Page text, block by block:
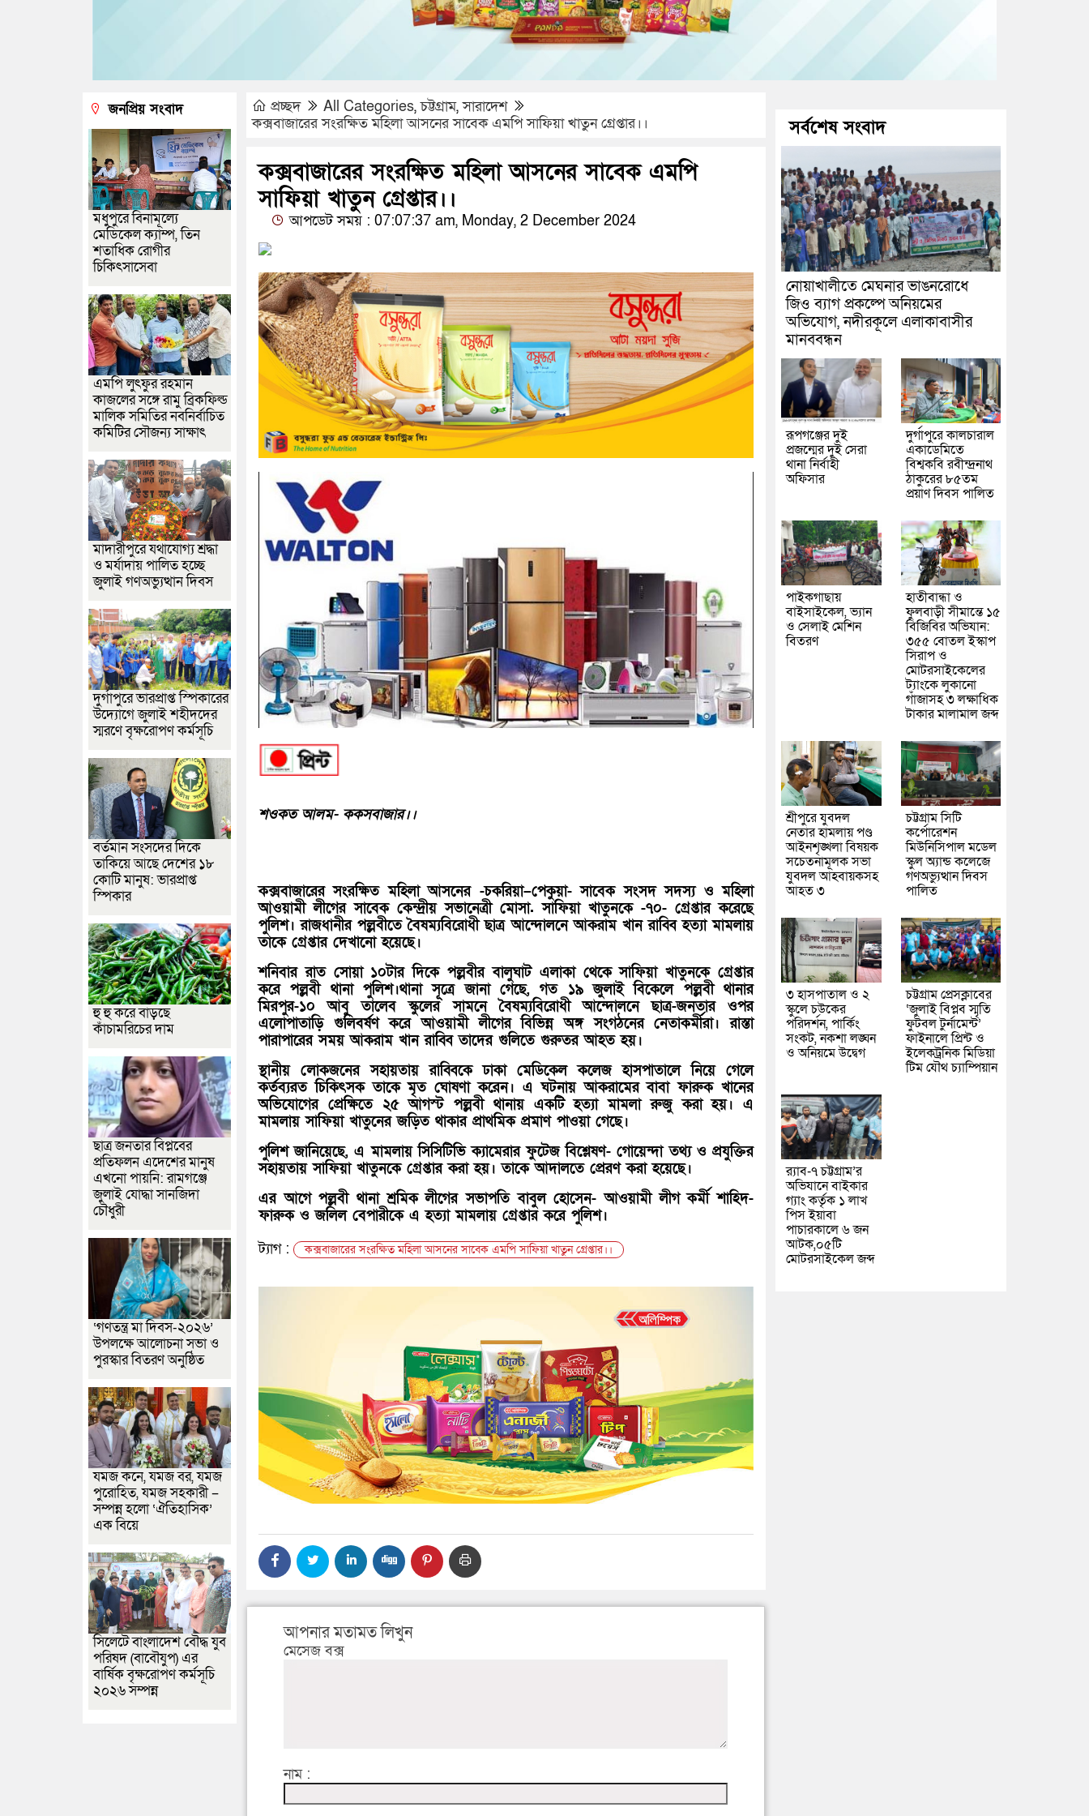
প্রচ্ছদ All Categories,চট্টগ্রাম,সারাদেশ
কক্সবাজারের সংরক্ষিত মহিলা আসনের সাবেক এমপি সাফিয়া খাতুন গ্রেপ্তার।।
কক্সবাজারের সংরক্ষিত মহিলা আসনের সাবেক এমপি
সাফিয়া খাতুন গ্রেপ্তার।।
আপডেট সময় : 07:07:37 am, Monday, 2 December 2024
শওকত আলম- ককসবাজার।।
কক্সবাজারের সংরক্ষিত মহিলা আসনের -চকরিয়া–পেকুয়া- সাবেক সংসদ সদস্য ও মহিলা
আওয়ামী লীগের সাবেক কেন্দ্রীয় সভানেত্রী মোসা. সাফিয়া খাতুনকে -৭০- গ্রেপ্তার করেছে
পুলিশ। রাজধানীর পল্লবীতে বৈষম্যবিরোধী ছাত্র আন্দোলনে আকরাম খান রাব্বি হত্যা মামলায়
তাকে গ্রেপ্তার দেখানো হয়েছে।
শনিবার রাত সোয়া ১০টার দিকে পল্লবীর বালুঘাট এলাকা থেকে সাফিয়া খাতুনকে গ্রেপ্তার
করে পল্লবী থানা পুলিশ।থানা সূত্রে জানা গেছে, গত ১৯ জুলাই বিকেলে পল্লবী থানার
মিরপুর-১০ আবু তালেব স্কুলের সামনে বৈষম্যবিরোধী আন্দোলনে ছাত্র-জনতার ওপর
এলোপাতাড়ি গুলিবর্ষণ করে আওয়ামী লীগের বিভিন্ন অঙ্গ সংগঠনের নেতাকর্মীরা। রাস্তা
পারাপারের সময় আকরাম খান রাব্বি তাদের গুলিতে গুরুতর আহত হয়।
স্থানীয় লোকজনের সহায়তায় রাব্বিকে ঢাকা মেডিকেল কলেজ হাসপাতালে নিয়ে গেলে
কর্তব্যরত চিকিৎসক তাকে মৃত ঘোষণা করেন। এ ঘটনায় আকরামের বাবা ফারুক খানের
অভিযোগের প্রেক্ষিতে ২৫ আগস্ট পল্লবী থানায় একটি হত্যা মামলা রুজু করা হয়। এ
মামলায় সাফিয়া খাতুনের জড়িত থাকার প্রাথমিক প্রমাণ পাওয়া গেছে।
পুলিশ জানিয়েছে, এ মামলায় সিসিটিভি ক্যামেরার ফুটেজ বিশ্লেষণ- গোয়েন্দা তথ্য ও প্রযুক্তির
সহায়তায় সাফিয়া খাতুনকে গ্রেপ্তার করা হয়। তাকে আদালতে প্রেরণ করা হয়েছে।
এর আগে পল্লবী থানা শ্রমিক লীগের সভাপতি বাবুল হোসেন- আওয়ামী লীগ কর্মী শাহিদ-
ফারুক ও জলিল বেপারীকে এ হত্যা মামলায় গ্রেপ্তার করে পুলিশ।
ট্যাগ :
কক্সবাজারের সংরক্ষিত মহিলা আসনের সাবেক এমপি সাফিয়া খাতুন গ্রেপ্তার।।
আপনার মতামত লিখুন
মেসেজ বক্স
নাম :
জনপ্রিয় সংবাদ
মধুপুরে বিনামূল্যে
মেডিকেল ক্যাম্প, তিন
শতাধিক রোগীর
চিকিৎসাসেবা
এমপি লুৎফুর রহমান
কাজলের সঙ্গে রামু ব্রিকফিল্ড
মালিক সমিতির নবনির্বাচিত
কমিটির সৌজন্য সাক্ষাৎ
মাদারীপুরে যথাযোগ্য শ্রদ্ধা
ও মর্যাদায় পালিত হচ্ছে
জুলাই গণঅভ্যুত্থান দিবস
দুর্গাপুরে ভারপ্রাপ্ত স্পিকারের
উদ্যোগে জুলাই শহীদদের
স্মরণে বৃক্ষরোপণ কর্মসূচি
বর্তমান সংসদের দিকে
তাকিয়ে আছে দেশের ১৮
কোটি মানুষ: ভারপ্রাপ্ত
স্পিকার
হু হু করে বাড়ছে
কাঁচামরিচের দাম
ছাত্র জনতার বিপ্লবের
প্রতিফলন এদেশের মানুষ
এখনো পায়নি: রামগঞ্জে
জুলাই যোদ্ধা সানজিদা
চৌধুরী
‘গণতন্ত্র মা দিবস-২০২৬’
উপলক্ষে আলোচনা সভা ও
পুরস্কার বিতরণ অনুষ্ঠিত
যমজ কনে, যমজ বর, যমজ
পুরোহিত, যমজ সহকারী –
সম্পন্ন হলো ‘ঐতিহাসিক’
এক বিয়ে
সিলেটে বাংলাদেশ বৌদ্ধ যুব
পরিষদ (বাবৌযুপ) এর
বার্ষিক বৃক্ষরোপণ কর্মসূচি
২০২৬ সম্পন্ন
সর্বশেষ সংবাদ
নোয়াখালীতে মেঘনার ভাঙনরোধে
জিও ব্যাগ প্রকল্পে অনিয়মের
অভিযোগ, নদীরকূলে এলাকাবাসীর
মানববন্ধন
রূপগঞ্জের দুই
প্রজন্মের দুই সেরা
থানা নির্বাহী
অফিসার
দুর্গাপুরে কালচারাল
একাডেমিতে
বিশ্বকবি রবীন্দ্রনাথ
ঠাকুরের ৮৫তম
প্রয়াণ দিবস পালিত
পাইকগাছায়
বাইসাইকেল, ভ্যান
ও সেলাই মেশিন
বিতরণ
হাতীবান্ধা ও
ফুলবাড়ী সীমান্তে ১৫
বিজিবির অভিযান:
৩৫৫ বোতল ইস্কাপ
সিরাপ ও
মোটরসাইকেলের
ট্যাংকে লুকানো
গাঁজাসহ ৩ লক্ষাধিক
টাকার মালামাল জব্দ
শ্রীপুরে যুবদল
নেতার হামলায় পণ্ড
আইনশৃঙ্খলা বিষয়ক
সচেতনামূলক সভা
যুবদল আহবায়কসহ
আহত ৩
চট্টগ্রাম সিটি
কর্পোরেশন
মিউনিসিপাল মডেল
স্কুল অ্যান্ড কলেজে
গণঅভ্যুত্থান দিবস
পালিত
৩ হাসপাতাল ও ২
স্কুলে চউকের
পরিদর্শন, পার্কিং
সংকট, নকশা লঙ্ঘন
ও অনিয়মে উদ্বেগ
চট্টগ্রাম প্রেসক্লাবের
‘জুলাই বিপ্লব স্মৃতি
ফুটবল টুর্নামেন্ট’
ফাইনালে প্রিন্ট ও
ইলেকট্রনিক মিডিয়া
টিম যৌথ চ্যাম্পিয়ান
র‌্যাব-৭ চট্টগ্রাম’র
অভিযানে বাইকার
গ্যাং কর্তৃক ১ লাখ
পিস ইয়াবা
পাচারকালে ৬ জন
আটক,০৫টি
মোটরসাইকেল জব্দ